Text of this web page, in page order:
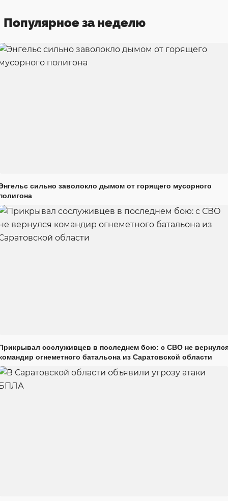
Популярное за неделю
сильно заволокло дымом от горящего мусорного
сослуживцев в последнем бою: с СВО не
огнеметного батальона из Саратовской области